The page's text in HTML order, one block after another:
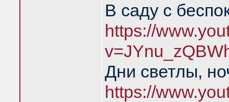
В саду с
https://
Дни светлы,
https://